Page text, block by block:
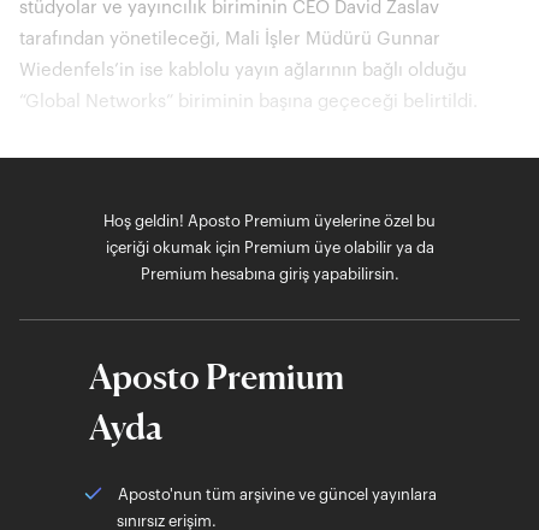
stüdyolar ve yayıncılık biriminin CEO David Zaslav
tarafından yönetileceği, Mali İşler Müdürü Gunnar
Wiedenfels’in ise kablolu yayın ağlarının bağlı olduğu
“Global Networks” biriminin başına geçeceği belirtildi.
Hoş geldin! Aposto Premium üyelerine özel bu
içeriği okumak için Premium üye olabilir ya da
Premium hesabına giriş yapabilirsin.
Aposto Premium
Ayda
Aposto'nun tüm arşivine ve güncel yayınlara
sınırsız erişim.